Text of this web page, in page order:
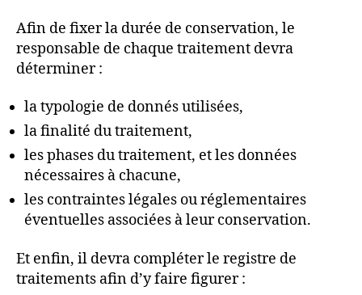
Afin de fixer la durée de conservation, le
responsable de chaque traitement devra
déterminer :
la typologie de donnés utilisées,
la finalité du traitement,
les phases du traitement, et les données
nécessaires à chacune,
les contraintes légales ou réglementaires
éventuelles associées à leur conservation.
Et enfin, il devra compléter le registre de
traitements afin d’y faire figurer :